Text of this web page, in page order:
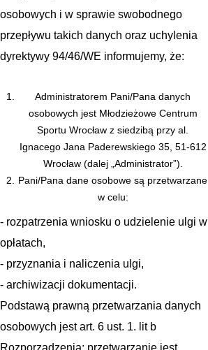
osobowych i w sprawie swobodnego
przepływu takich danych oraz uchylenia
dyrektywy 94/46/WE informujemy, że:
Administratorem Pani/Pana danych
osobowych jest Młodzieżowe Centrum
Sportu Wrocław z siedzibą przy al.
Ignacego Jana Paderewskiego 35, 51-612
Wrocław (dalej „Administrator”).
Pani/Pana dane osobowe są przetwarzane
w celu:
- rozpatrzenia wniosku o udzielenie ulgi w
opłatach,
- przyznania i naliczenia ulgi,
- archiwizacji dokumentacji.
Podstawą prawną przetwarzania danych
osobowych jest art. 6 ust. 1. lit b
Rozporządzenia: przetwarzanie jest